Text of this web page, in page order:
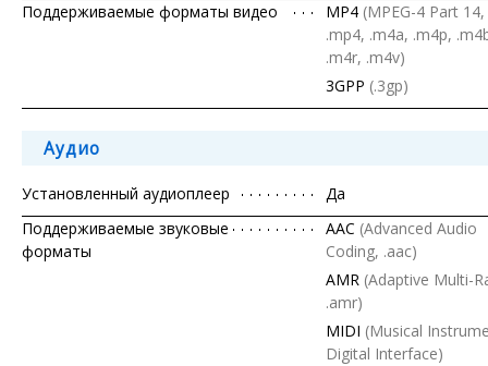
Поддерживаемые форматы видео
MP4 (MPEG-4 Part 14,
.mp4, .m4a, .m4p,
.m4r, .m4v)
3GPP (.3gp)
Аудио
Установленный аудиоплеер
Да
Поддерживаемые звуковые
форматы
AAC (Advanced Audio
Coding, .aac)
AMR (Adaptive Multi-
.amr)
MIDI (Musical
Digital Interface)